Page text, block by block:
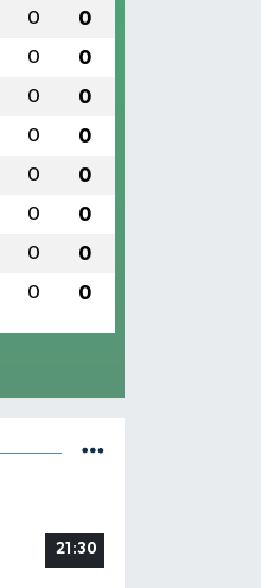
0 0
0 0
0 0
0 0
0 0
0 0
0 0
0 0
21:30